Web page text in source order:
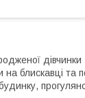
дівчинки
блискавці та